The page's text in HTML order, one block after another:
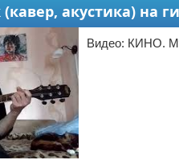
акустика) на
Видео: КИНО.